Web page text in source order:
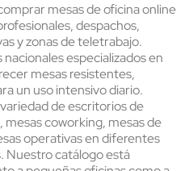
mesas de oficina online
despachos,
y zonas de teletrabajo.
especializados en
mesas resistentes,
un uso intensivo diario.
de escritorios de
mesas coworking, mesas de
operativas en diferentes
Nuestro catálogo está